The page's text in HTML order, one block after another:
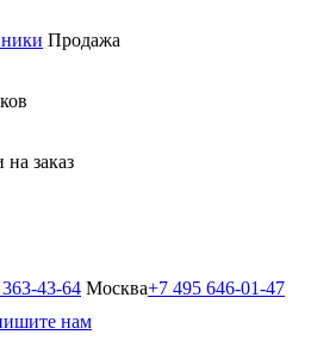
Продажа
на заказ
43-64 Москва+7 495 646-01-47
нам